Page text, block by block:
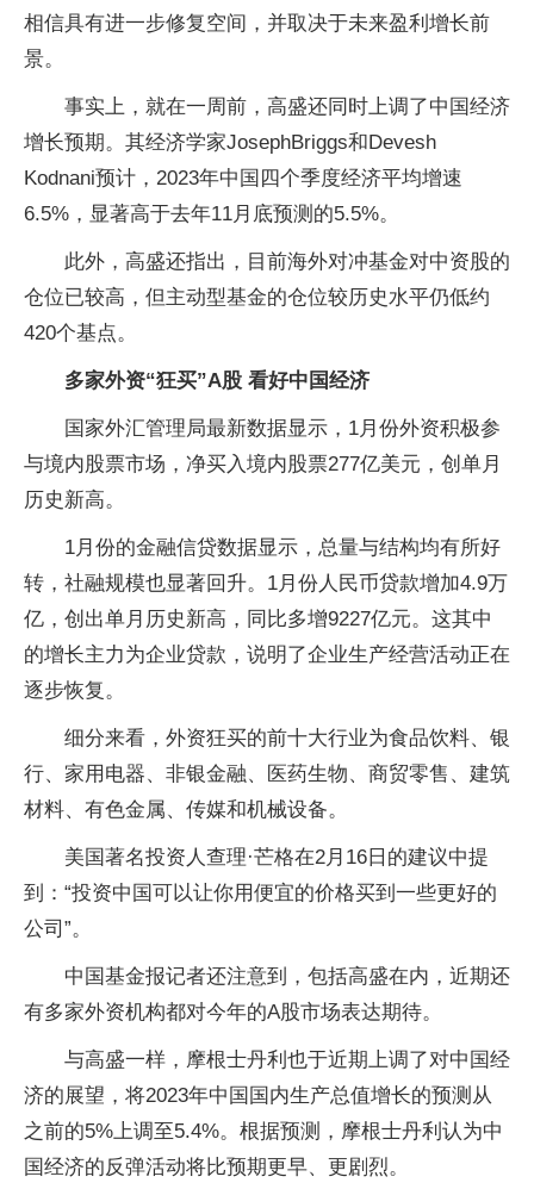
相信具有进一步修复空间，并取决于未来盈利增长前
景。
事实上，就在一周前，高盛还同时上调了中国经济
增长预期。其经济学家JosephBriggs和Devesh
Kodnani预计，2023年中国四个季度经济平均增速
6.5%，显著高于去年11月底预测的5.5%。
此外，高盛还指出，目前海外对冲基金对中资股的
仓位已较高，但主动型基金的仓位较历史水平仍低约
420个基点。
多家外资“狂买”A股 看好中国经济
国家外汇管理局最新数据显示，1月份外资积极参
与境内股票市场，净买入境内股票277亿美元，创单月
历史新高。
1月份的金融信贷数据显示，总量与结构均有所好
转，社融规模也显著回升。1月份人民币贷款增加4.9万
亿，创出单月历史新高，同比多增9227亿元。这其中
的增长主力为企业贷款，说明了企业生产经营活动正在
逐步恢复。
细分来看，外资狂买的前十大行业为食品饮料、银
行、家用电器、非银金融、医药生物、商贸零售、建筑
材料、有色金属、传媒和机械设备。
美国著名投资人查理·芒格在2月16日的建议中提
到：“投资中国可以让你用便宜的价格买到一些更好的
公司”。
中国基金报记者还注意到，包括高盛在内，近期还
有多家外资机构都对今年的A股市场表达期待。
与高盛一样，摩根士丹利也于近期上调了对中国经
济的展望，将2023年中国国内生产总值增长的预测从
之前的5%上调至5.4%。根据预测，摩根士丹利认为中
国经济的反弹活动将比预期更早、更剧烈。